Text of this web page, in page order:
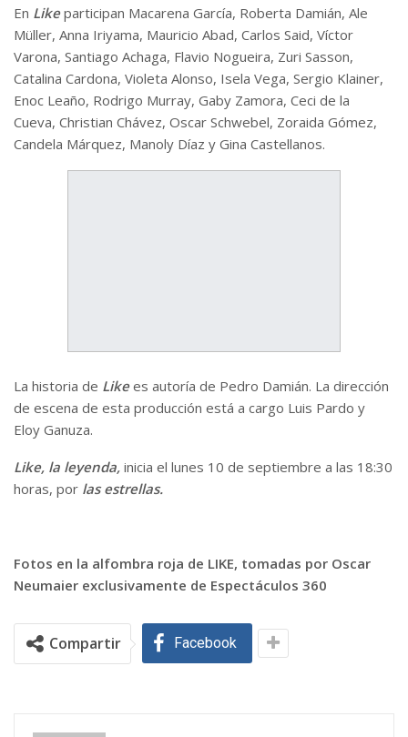
En Likeparticipan Macarena García, Roberta Damián, Ale
Müller, Anna Iriyama, Mauricio Abad, Carlos Said, Víctor
Varona, Santiago Achaga, Flavio Nogueira, Zuri Sasson,
Catalina Cardona, Violeta Alonso, Isela Vega, Sergio Klainer,
Enoc Leaño, Rodrigo Murray, Gaby Zamora, Ceci de la
Cueva, Christian Chávez, Oscar Schwebel, Zoraida Gómez,
Candela Márquez, Manoly Díaz y Gina Castellanos.
La historia de Likees autoría de Pedro Damián. La dirección
de escena de esta producción está a cargo Luis Pardo y
Eloy Ganuza.
Like, la leyenda, inicia el lunes 10 de septiembre a las 18:30
horas, por las estrellas.
Fotos en la alfombra roja de LIKE, tomadas por Oscar
Neumaier exclusivamente de Espectáculos 360
Compartir Facebook